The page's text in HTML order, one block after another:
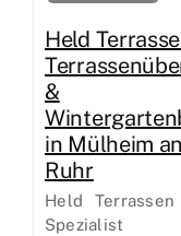
Held
&
in Mülheim
Ruhr
Held